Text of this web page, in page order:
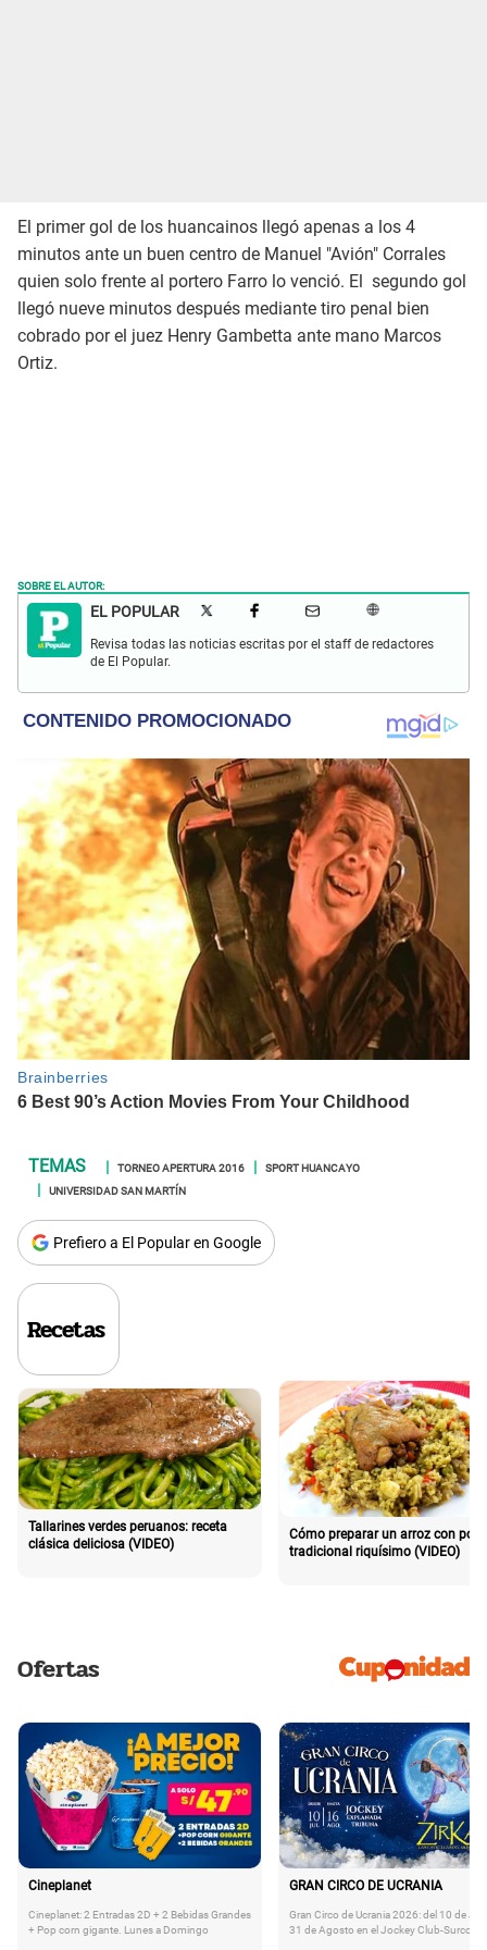
El primer gol de los huancainos llegó apenas a los 4
minutos ante un buen centro de Manuel "Avión" Corrales
quien solo frente al portero Farro lo venció. El segundo gol
llegó nueve minutos después mediante tiro penal bien
cobrado por el juez Henry Gambetta ante mano Marcos
Ortiz.
SOBRE EL AUTOR:
EL POPULAR
Revisa todas las noticias escritas por el staff de redactores
de El Popular.
TORNEO APERTURA 2016
SPORT HUANCAYO
UNIVERSIDAD SAN MARTÍN
Prefiero a El Popular en Google
Recetas
Tallarines verdes peruanos: receta
clásica deliciosa (VIDEO)
Cómo preparar un arroz con pollo
tradicional riquísimo (VIDEO)
Ofertas
Cineplanet
Cineplanet: 2 Entradas 2D + 2 Bebidas Grandes
+ Pop corn gigante. Lunes a Domingo
GRAN CIRCO DE UCRANIA
Gran Circo de Ucrania 2026: del 10 de
31 de Agosto en el Jockey Club-Surco